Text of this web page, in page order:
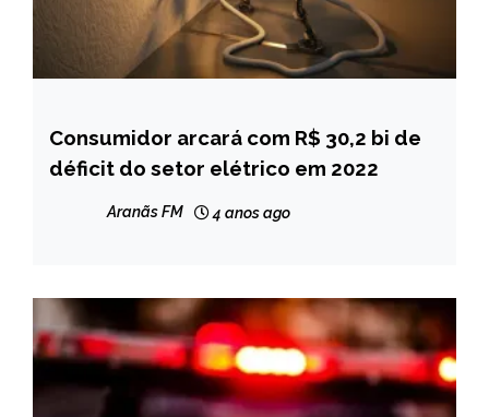
BRASIL
NOTÍCIAS
Consumidor arcará com R$ 30,2 bi de
déficit do setor elétrico em 2022
Aranãs FM 4 anos ago